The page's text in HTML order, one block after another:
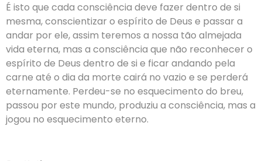
É isto que cada consciência deve fazer dentro de si
mesma, conscientizar o espírito de Deus e passar a
andar por ele, assim teremos a nossa tão almejada
vida eterna, mas a consciência que não reconhecer o
espírito de Deus dentro de si e ficar andando pela
carne até o dia da morte cairá no vazio e se perderá
eternamente. Perdeu-se no esquecimento do breu,
passou por este mundo, produziu a consciência, mas a
jogou no esquecimento eterno.